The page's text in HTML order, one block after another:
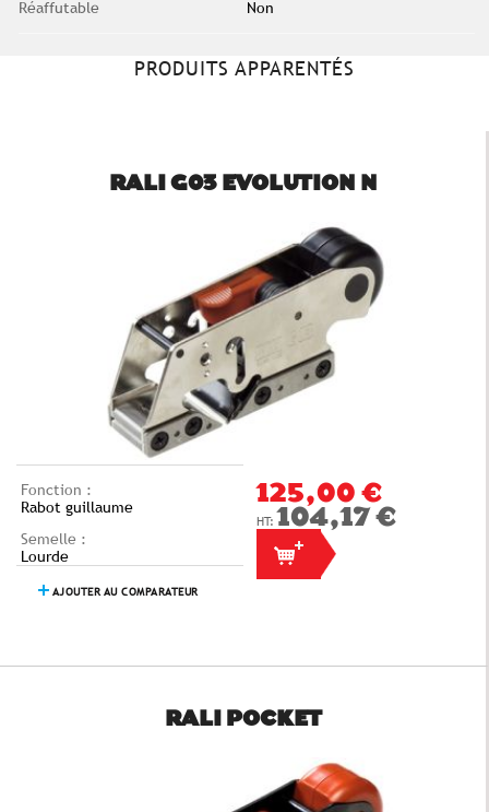
Réaffutable Non
PRODUITS APPARENTÉS
RALI G03 EVOLUTION N
Fonction :
Rabot guillaume
Semelle :
Lourde
AJOUTER AU COMPARATEUR
125,00 €
104,17 €
RALI POCKET